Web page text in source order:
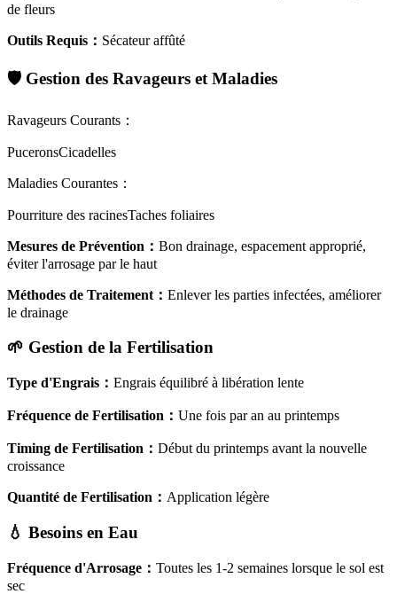
de fleurs
Outils Requis ： Sécateur affûté
🛡️ Gestion des Ravageurs et Maladies
Ravageurs Courants ：
PuceronsCicadelles
Maladies Courantes ：
Pourriture des racinesTaches foliaires
Mesures de Prévention ： Bon drainage, espacement approprié,
éviter l'arrosage par le haut
Méthodes de Traitement ： Enlever les parties infectées, améliorer
le drainage
🌱 Gestion de la Fertilisation
Type d'Engrais ： Engrais équilibré à libération lente
Fréquence de Fertilisation ： Une fois par an au printemps
Timing de Fertilisation ： Début du printemps avant la nouvelle
croissance
Quantité de Fertilisation ： Application légère
💧 Besoins en Eau
Fréquence d'Arrosage ： Toutes les 1-2 semaines lorsque le sol est
sec